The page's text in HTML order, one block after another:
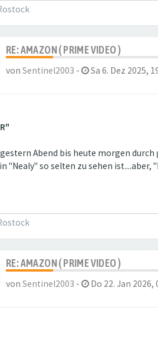
RE: AMAZON ( PRIME VIDEO )
von Sentinel2003 - Sa 6. Dez 2025,
Abend bis heute morgen
"Nealy" so selten zu sehen
RE: AMAZON ( PRIME VIDEO )
von Sentinel2003 - Do 22. Jan 2026,